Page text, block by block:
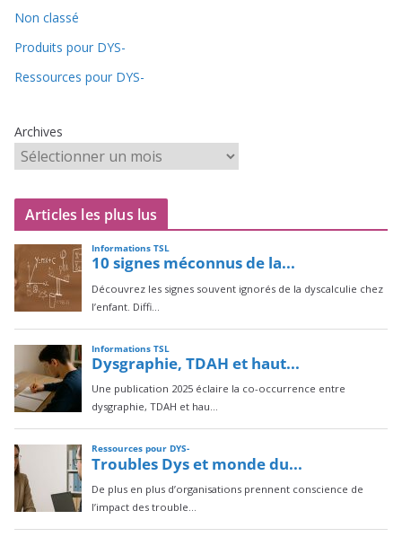
Non classé
Produits pour DYS-
Ressources pour DYS-
Archives
Articles les plus lus